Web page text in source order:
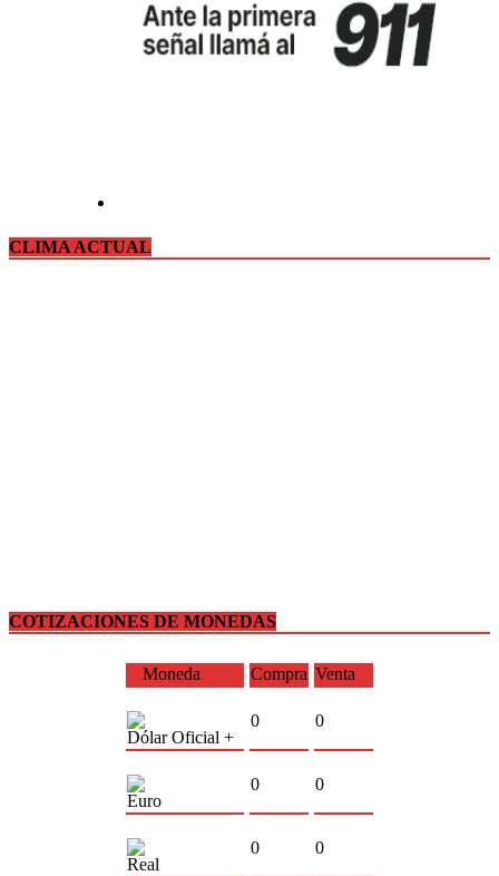
CLIMA ACTUAL
COTIZACIONES DE MONEDAS
Moneda Compra Venta
Dólar Oficial +
0 0
Euro
0 0
Real
0 0